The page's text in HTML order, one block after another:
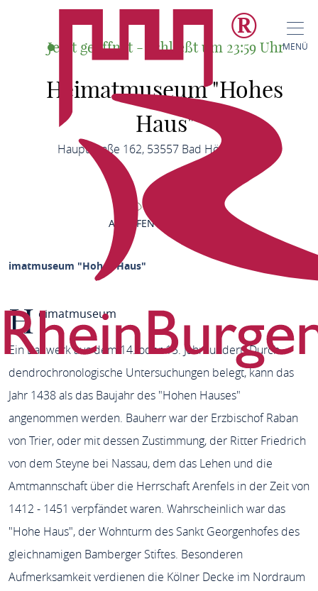
MENÜ
Jetzt geöffnet - schließt um 23:59 Uhr
Heimatmuseum "Hohes
Haus"
Hauptstraße 162, 53557 Bad Hönningen
ANRUFEN
"Hohes Haus"
H eimatmuseum
Ein Bauwerk aus dem 14. oder 15. Jahrhundert. Durch
dendrochronologische Untersuchungen belegt, kann das
Jahr 1438 als das Baujahr des "Hohen Hauses"
angenommen werden. Bauherr war der Erzbischof Raban
von Trier, oder mit dessen Zustimmung, der Ritter Friedrich
von dem Steyne bei Nassau, dem das Lehen und die
Amtmannschaft über die Herrschaft Arenfels in der Zeit von
1412 - 1451 verpfändet waren. Wahrscheinlich war das
"Hohe Haus", der Wohnturm des Sankt Georgenhofes des
gleichnamigen Bamberger Stiftes. Besonderen
Aufmerksamkeit verdienen die Kölner Decke im Nordraum